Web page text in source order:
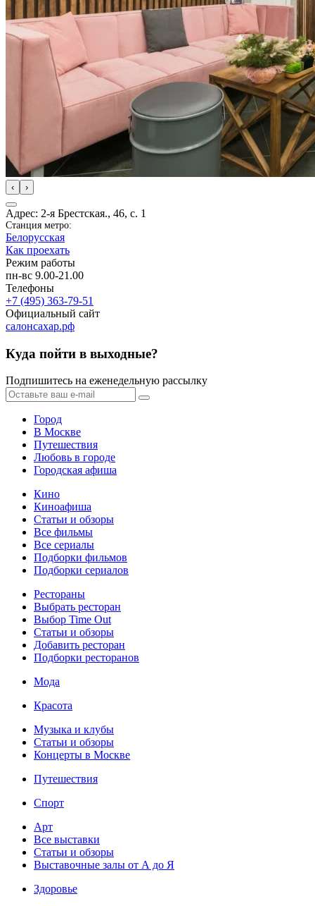
‹ ›
Адрес: 2-я Брестская., 46, с. 1
Станция метро:
Белорусская
Как проехать
Режим работы
пн-вс 9.00-21.00
Телефоны
+7 (495) 363-79-51
Официальный сайт
салонсахар.рф
Куда пойти в выходные?
Подпишитесь на еженедельную рассылку
Город
В Москве
Путешествия
Любовь в городе
Городская афиша
Кино
Киноафиша
Статьи и обзоры
Все фильмы
Все сериалы
Подборки фильмов
Подборки сериалов
Рестораны
Выбрать ресторан
Выбор Time Out
Статьи и обзоры
Добавить ресторан
Подборки ресторанов
Мода
Красота
Музыка и клубы
Статьи и обзоры
Концерты в Москве
Путешествия
Спорт
Арт
Все выставки
Статьи и обзоры
Выставочные залы от А до Я
Здоровье